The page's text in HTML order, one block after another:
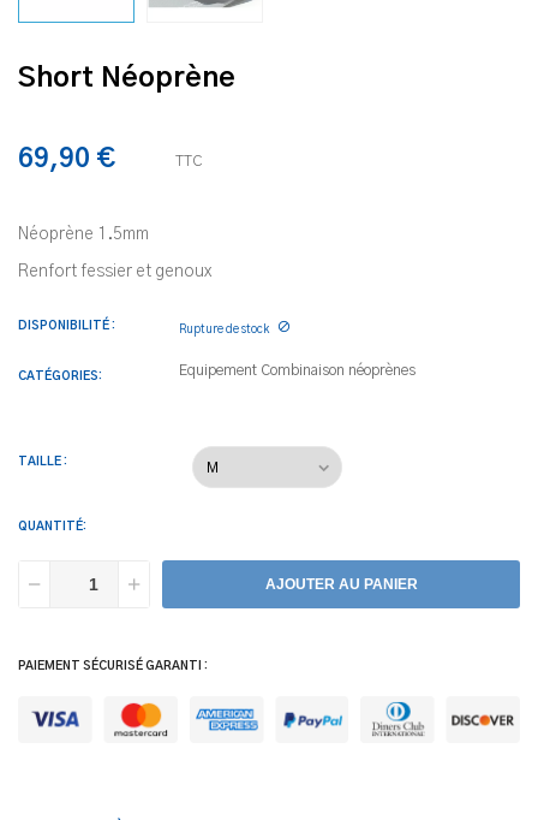
Short Néoprène
69,90 € TTC
Néoprène 1.5mm
Renfort fessier et genoux
DISPONIBILITÉ : Rupture de stock 
CATÉGORIES: Equipement Combinaison néoprènes
TAILLE :
QUANTITÉ:
AJOUTER AU PANIER
PAIEMENT SÉCURISÉ GARANTI :